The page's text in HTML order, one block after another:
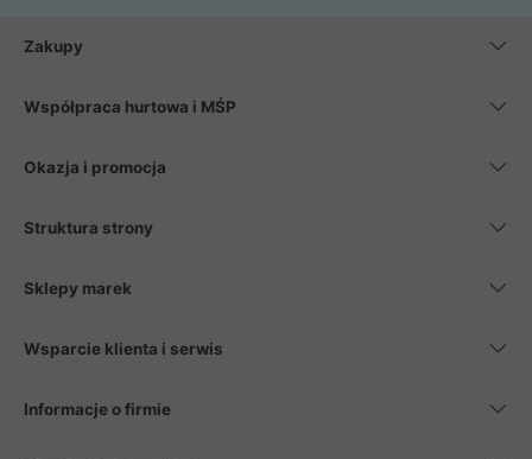
Zakupy
Współpraca hurtowa i MŚP
Okazja i promocja
Struktura strony
Sklepy marek
Wsparcie klienta i serwis
Informacje o firmie